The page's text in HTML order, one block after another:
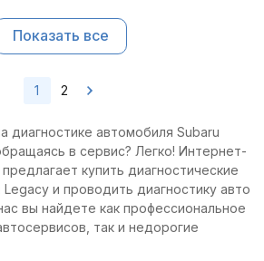
Показать все
1 2
диагностике автомобиля Subaru
в сервис? Легко! Интернет-
предлагает купить диагностические
и проводить диагностику авто
вы найдете как профессиональное
так и недорогие